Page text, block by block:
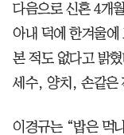
다음으로 신혼 4개
아내 덕에 한겨울에
본 적도 없다고 밝
세수, 양치, 손같은
이경규는 “밥은 먹